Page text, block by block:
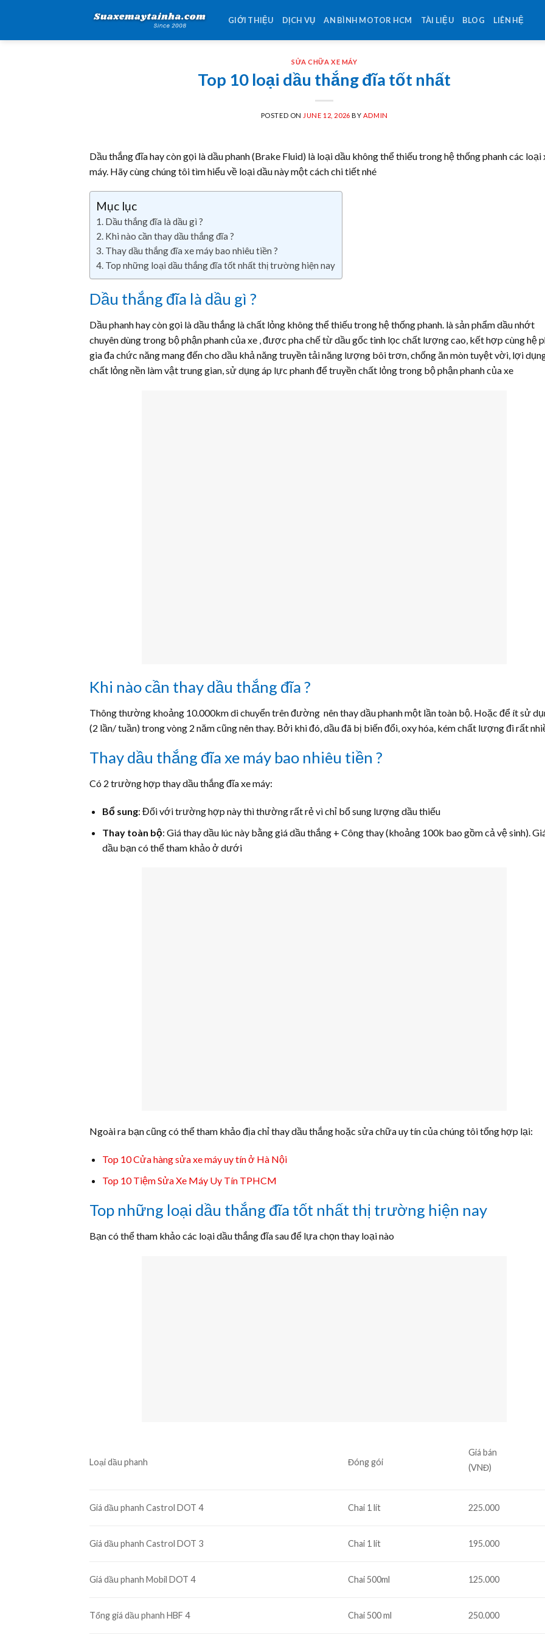
content
GIỚI THIỆU DỊCH VỤ AN BÌNH MOTOR HCM TÀI LIỆU BLOG LIÊN HỆ
SỬA CHỮA XE MÁY
Top 10 loại dầu thắng đĩa tốt nhất
POSTED ON JUNE 12, 2026 BY ADMIN
Dầu thắng đĩa hay còn gọi là dầu phanh (Brake Fluid) là loại dầu không thể thiếu trong hệ thống phanh các loại
máy. Hãy cùng chúng tôi tìm hiểu về loại dầu này một cách chi tiết nhé
Mục lục
Dầu thắng đĩa là dầu gì ?
Khi nào cần thay dầu thắng đĩa ?
Thay dầu thắng đĩa xe máy bao nhiêu tiền ?
Top những loại dầu thắng đĩa tốt nhất thị trường hiện nay
Dầu thắng đĩa là dầu gì ?
Dầu phanh hay còn gọi là dầu thắng là chất lỏng không thể thiếu trong hệ thống phanh. là sản phẩm dầu nhớt
chuyên dùng trong bộ phận phanh của xe , được pha chế từ dầu gốc tinh lọc chất lượng cao, kết hợp cùng hệ
gia đa chức năng mang đến cho dầu khả năng truyền tải năng lượng bôi trơn, chống ăn mòn tuyệt vời, lợi
chất lỏng nền làm vật trung gian, sử dụng áp lực phanh để truyền chất lỏng trong bộ phận phanh của xe
Khi nào cần thay dầu thắng đĩa ?
Thông thường khoảng 10.000km di chuyển trên đường nên thay dầu phanh một lần toàn bộ. Hoặc để ít sử
(2 lần/ tuần) trong vòng 2 năm cũng nên thay. Bởi khi đó, dầu đã bị biến đổi, oxy hóa, kém chất lượng đi rất
Thay dầu thắng đĩa xe máy bao nhiêu tiền ?
Có 2 trường hợp thay dầu thắng đĩa xe máy:
Bổ sung: Đối với trường hợp này thì thường rất rẻ vì chỉ bổ sung lượng dầu thiếu
Thay toàn bộ: Giá thay dầu lúc này bằng giá dầu thắng + Công thay (khoảng 100k bao gồm cả vệ sinh).
dầu bạn có thể tham khảo ở dưới
Ngoài ra bạn cũng có thể tham khảo địa chỉ thay dầu thắng hoặc sửa chữa uy tín của chúng tôi tổng hợp lại:
Top 10 Cửa hàng sửa xe máy uy tín ở Hà Nội
Top 10 Tiệm Sửa Xe Máy Uy Tín TPHCM
Top những loại dầu thắng đĩa tốt nhất thị trường hiện nay
Bạn có thể tham khảo các loại dầu thắng đĩa sau để lựa chọn thay loại nào
Loại dầu phanh Đóng gói
Giá bán
(VNĐ)
Giá dầu phanh Castrol DOT 4 Chai 1 lít 225.000
Giá dầu phanh Castrol DOT 3 Chai 1 lít 195.000
Giá dầu phanh Mobil DOT 4 Chai 500ml 125.000
Tổng giá dầu phanh HBF 4 Chai 500 ml 250.000